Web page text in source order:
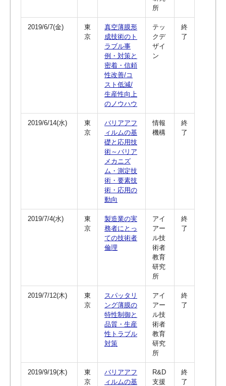
所
2019/6/7(金)
東
京
真空薄膜形
成技術のト
ラブル事
例・対策と
密着・信頼
性改善/コ
スト低減/
生産性向上
のノウハウ
テッ
クデ
ザイ
ン
終
了
2019/6/14(水)
東
京
バリアアフ
ィルムの基
礎と応用技
術～バリア
メカニズ
ム・測定技
術・要素技
術・応用の
動向
情報
機構
終
了
2019/7/4(水)
東
京
製造業の実
務者にとっ
ての技術者
倫理
アイ
アー
ル技
術者
教育
研究
所
終
了
2019/7/12(木)
東
京
スパッタリ
ング薄膜の
特性制御と
品質・生産
性トラブル
対策
アイ
アー
ル技
術者
教育
研究
所
終
了
2019/9/19(木)
東
京
バリアアフ
ィルムの基
R&D
支援
終
了